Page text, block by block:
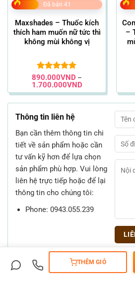
Đã bán 41
Maxshades – Thuốc kích
thích ham muốn nữ tức thì
không mùi không vị
Được xếp
hạng4.83
5 sao
890.000VND –
1.700.000VNDKhoảng
giá:
từ
890.000VND
1.700.000VND
–
Thông tin liên hệ
Bạn cần thêm thông tin chi
tiết về sản phẩm hoặc cần
tư vấn kỹ hơn để lựa chọn
sản phẩm phù hợp. Vui lòng
liên hệ trực tiếp hoặc để lại
thông tin cho chúng tôi:
Phone: 0943.055.239
THÊM GIỎ